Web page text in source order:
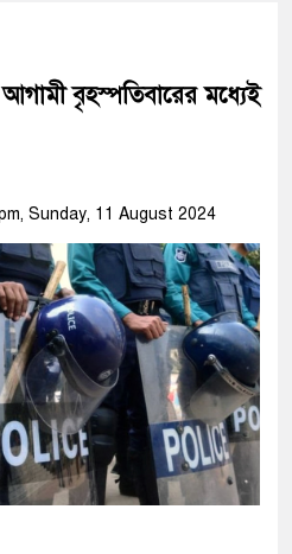
বৃহস্পতিবারের মধ্যেই
Sunday, 11 August 2024